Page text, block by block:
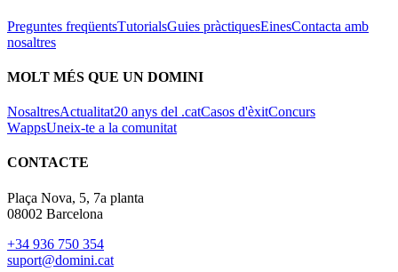
Preguntes freqüentsTutorialsGuies pràctiquesEinesContacta amb
nosaltres
MOLT MÉS QUE UN DOMINI
NosaltresActualitat20 anys del .catCasos d'èxitConcurs
WappsUneix-te a la comunitat
CONTACTE
Plaça Nova, 5, 7a planta
08002 Barcelona
+34 936 750 354
suport@domini.cat